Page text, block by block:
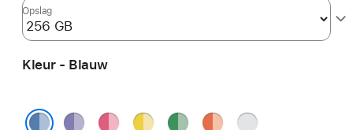
Opslag
Kleur - Blauw
Paars Roze Geel GroenOranjeZilver